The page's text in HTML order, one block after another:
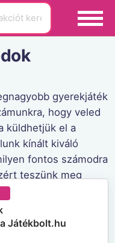
gyerekjáték
hogy veled
küldhetjük el a
kínált kiváló
fontos számodra
teszünk meg
elhozhassuk
Játékbolt.hu